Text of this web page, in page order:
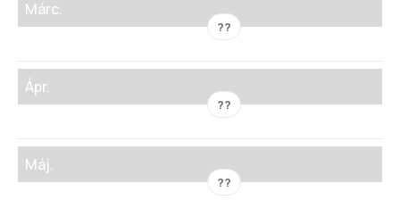
Márc.
??
Ápr.
??
Máj.
??